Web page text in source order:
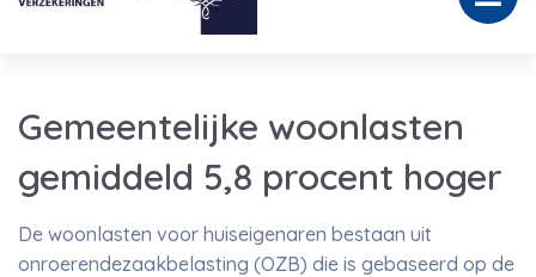
Gemeentelijke woonlasten
gemiddeld 5,8 procent hoger
De woonlasten voor huiseigenaren bestaan uit
onroerendezaakbelasting (OZB) die is gebaseerd op de